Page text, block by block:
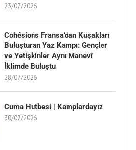
23/07/2026
Cohésions Fransa’dan Kuşakları
Buluşturan Yaz Kampı: Gençler
ve Yetişkinler Aynı Manevî
İklimde Buluştu
28/07/2026
Cuma Hutbesi | Kamplardayız
30/07/2026